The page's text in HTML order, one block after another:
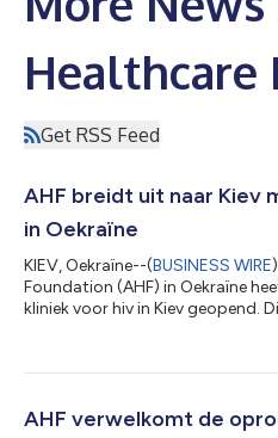
Healthcare
Get RSS Feed
AHF breidt uit naar Kiev
in Oekraïne
KIEV, Oekraïne--(BUSINESS WIRE
Foundation (AHF) in Oekraïne
kliniek voor hiv in Kiev geopend.
opening van de 'Test & Treat'-
toegankelijk en vrij van stigma
AHF verwelkomt de